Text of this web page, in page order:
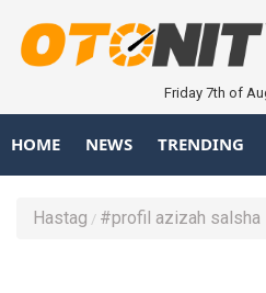
Friday 7th of
HOME NEWS TRENDING
Hastag #profil azizah salsha